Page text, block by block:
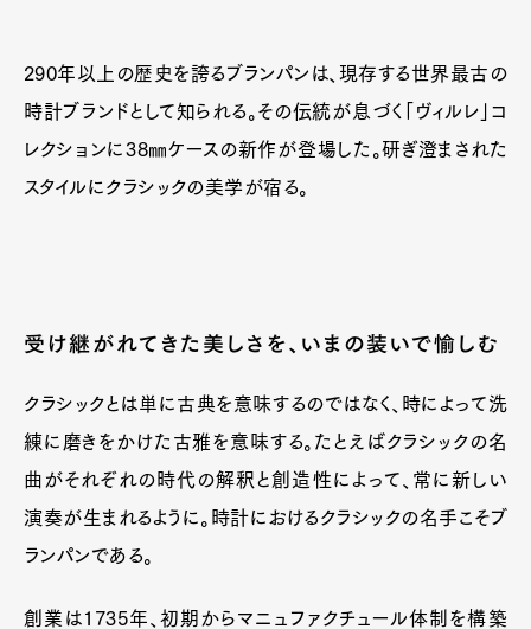
290年以上の歴史を誇るブランパンは、現存する世界最古の
時計ブランドとして知られる。その伝統が息づく「ヴィルレ」コ
レクションに38㎜ケースの新作が登場した。研ぎ澄まされた
スタイルにクラシックの美学が宿る。
受け継がれてきた美しさを、いまの装いで愉しむ
クラシックとは単に古典を意味するのではなく、時によって洗
練に磨きをかけた古雅を意味する。たとえばクラシックの名
曲がそれぞれの時代の解釈と創造性によって、常に新しい
演奏が生まれるように。時計におけるクラシックの名手こそブ
ランパンである。
創業は1735年、初期からマニュファクチュール体制を構築